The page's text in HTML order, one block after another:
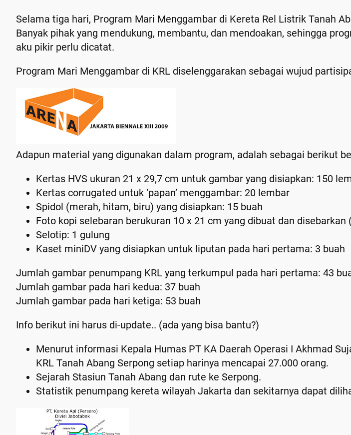
Selama tiga hari, Program Mari Menggambar di Kereta Rel Listrik Tanah
Banyak pihak yang mendukung, membantu, dan mendoakan, sehingga
aku pikir perlu dicatat.
Program Mari Menggambar di KRL diselenggarakan sebagai wujud
Adapun material yang digunakan dalam program, adalah sebagai berikut
Kertas HVS ukuran 21 x 29,7 cm untuk gambar yang disiapkan: 150
Kertas corrugated untuk ‘papan’ menggambar: 20 lembar
Spidol (merah, hitam, biru) yang disiapkan: 15 buah
Foto kopi selebaran berukuran 10 x 21 cm yang dibuat dan
Selotip: 1 gulung
Kaset miniDV yang disiapkan untuk liputan pada hari pertama: 3 buah
Jumlah gambar penumpang KRL yang terkumpul pada hari pertama: 43
Jumlah gambar pada hari kedua: 37 buah
Jumlah gambar pada hari ketiga: 53 buah
Info berikut ini harus di-update.. (ada yang bisa bantu?)
Menurut informasi Kepala Humas PT KA Daerah Operasi I Akhmad
KRL Tanah Abang Serpong setiap harinya mencapai 27.000 orang.
Sejarah Stasiun Tanah Abang dan rute ke Serpong.
Statistik penumpang kereta wilayah Jakarta dan sekitarnya dapat